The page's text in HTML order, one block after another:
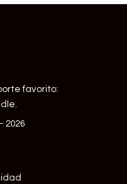
favorito:
2026